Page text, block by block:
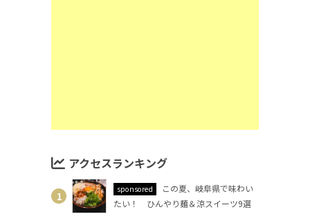
アクセスランキング
sponsored
この夏、岐阜県で味わい
たい！ ひんやり麺＆涼スイーツ9選